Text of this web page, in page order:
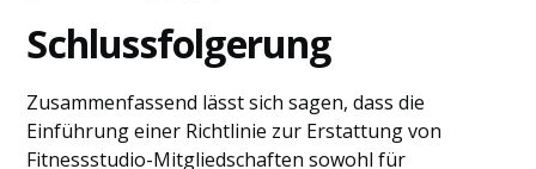
Schlussfolgerung
Zusammenfassend lässt sich sagen, dass die
Einführung einer Richtlinie zur Erstattung von
Fitnessstudio-Mitgliedschaften sowohl für